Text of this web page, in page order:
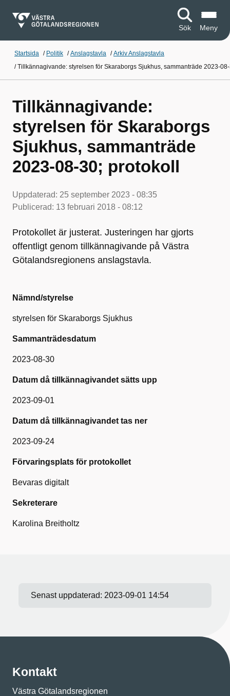
Sök Meny
Startsida / Politik /Anslagstavla /Arkiv Anslagstavla
/Tillkännagivande: styrelsen för Skaraborgs Sjukhus, sammanträde 2023-
Tillkännagivande:
styrelsen för Skaraborgs
Sjukhus, sammanträde
2023-08-30; protokoll
Uppdaterad: 25 september 2023 - 08:35
Publicerad: 13 februari 2018 - 08:12
Protokollet är justerat. Justeringen har gjorts
offentligt genom tillkännagivande på Västra
Götalandsregionens anslagstavla.
Nämnd/styrelse
styrelsen för Skaraborgs Sjukhus
Sammanträdesdatum
2023-08-30
Datum då tillkännagivandet sätts upp
2023-09-01
Datum då tillkännagivandet tas ner
2023-09-24
Förvaringsplats för protokollet
Bevaras digitalt
Sekreterare
Karolina Breitholtz
Senast uppdaterad: 2023-09-01 14:54
Kontakt
Västra Götalandsregionen